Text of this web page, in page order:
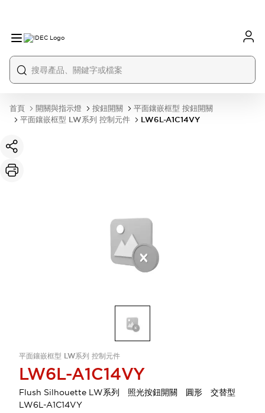
首頁 開關與指示燈 按鈕開關
平面鑲嵌框型 按鈕開關
平面鑲嵌框型 LW系列 控制元件
LW6L-A1C14VY
平面鑲嵌框型 LW系列 控制元件
LW6L-A1C14VY
Flush Silhouette LW系列 照光按鈕開關 圓形 交替型
LW6L-A1C14VY